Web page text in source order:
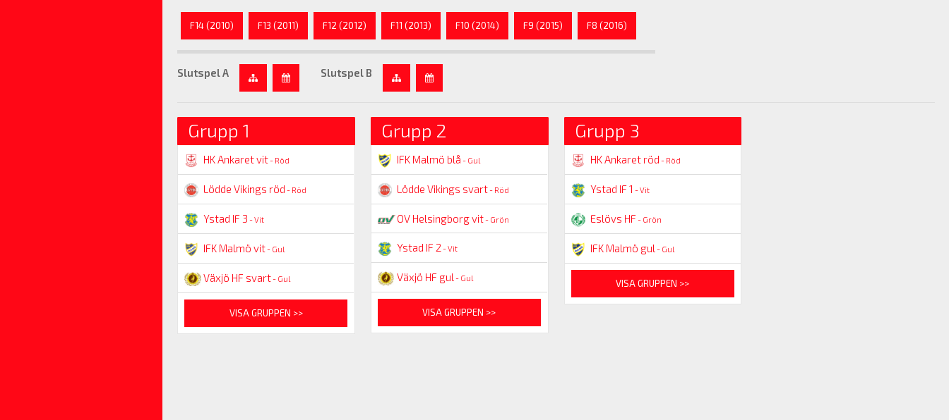
F14 (2010) F13 (2011) F12 (2012) F11 (2013) F10 (2014) F9 (2015) F8 (2016)
Slutspel A Slutspel B
Grupp 1
HK Ankaret vit- Röd
Lödde Vikings röd - Röd
Ystad IF 3 - Vit
IFK Malmö vit- Gul
Växjö HF svart- Gul
VISA GRUPPEN >>
Grupp 2
IFK Malmö blå - Gul
Lödde Vikings svart- Röd
OV Helsingborg vit- Grön
Ystad IF 2 - Vit
Växjö HF gul - Gul
VISA GRUPPEN >>
Grupp 3
HK Ankaret röd - Röd
Ystad IF 1 - Vit
Eslövs HF- Grön
IFK Malmö gul - Gul
VISA GRUPPEN >>